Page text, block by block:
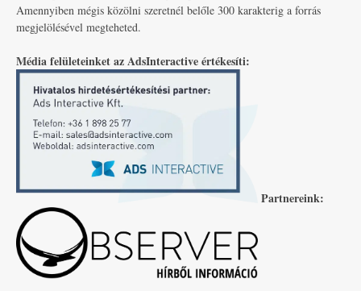
Amennyiben mégis közölni szeretnél belőle 300 karakterig a forrás
megjelölésével megteheted.
Média felületeinket az AdsInteractive értékesíti:
Partnereink: